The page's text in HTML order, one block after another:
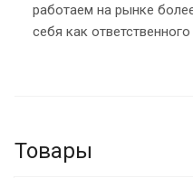
работаем на рынке
себя как
Товары